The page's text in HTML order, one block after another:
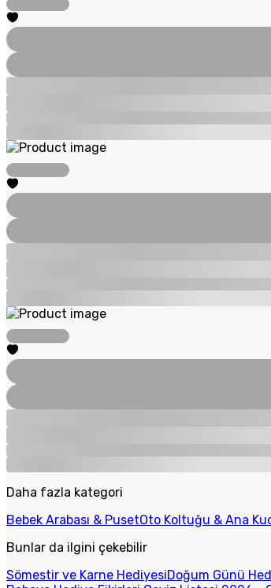
Daha fazla kategori
Bebek Arabası & PusetOto Koltuğu & Ana
Bunlar da ilgini çekebilir
Sömestir ve Karne HediyesiDoğum Günü